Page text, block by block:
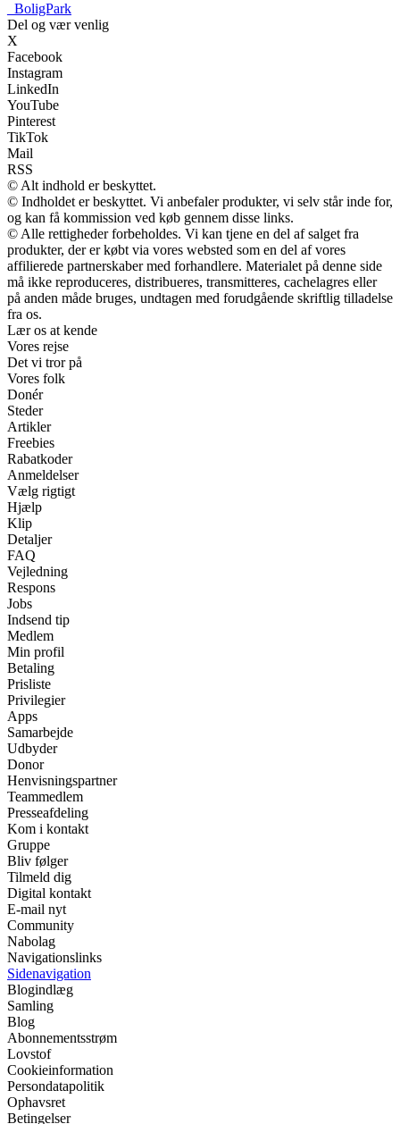
BoligPark
Del og vær venlig
X
Facebook
Instagram
LinkedIn
YouTube
Pinterest
TikTok
Mail
RSS
© Alt indhold er beskyttet.
© Indholdet er beskyttet. Vi anbefaler produkter, vi selv står inde for,
og kan få kommission ved køb gennem disse links.
© Alle rettigheder forbeholdes. Vi kan tjene en del af salget fra
produkter, der er købt via vores websted som en del af vores
affilierede partnerskaber med forhandlere. Materialet på denne side
må ikke reproduceres, distribueres, transmitteres, cachelagres eller
på anden måde bruges, undtagen med forudgående skriftlig tilladelse
fra os.
Lær os at kende
Vores rejse
Det vi tror på
Vores folk
Donér
Steder
Artikler
Freebies
Rabatkoder
Anmeldelser
Vælg rigtigt
Hjælp
Klip
Detaljer
FAQ
Vejledning
Respons
Jobs
Indsend tip
Medlem
Min profil
Betaling
Prisliste
Privilegier
Apps
Samarbejde
Udbyder
Donor
Henvisningspartner
Teammedlem
Presseafdeling
Kom i kontakt
Gruppe
Bliv følger
Tilmeld dig
Digital kontakt
E-mail nyt
Community
Nabolag
Navigationslinks
Sidenavigation
Blogindlæg
Samling
Blog
Abonnementsstrøm
Lovstof
Cookieinformation
Persondatapolitik
Ophavsret
Betingelser